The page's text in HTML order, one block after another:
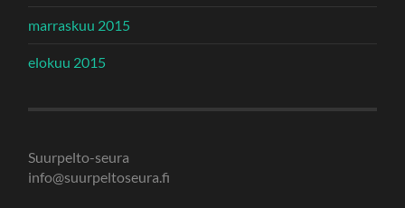
marraskuu 2015
elokuu 2015
Suurpelto-seura
info@suurpeltoseura.fi